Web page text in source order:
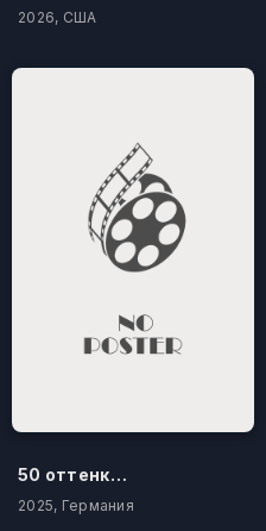
2026, США
50 оттенков бестселлера
2025, Германия